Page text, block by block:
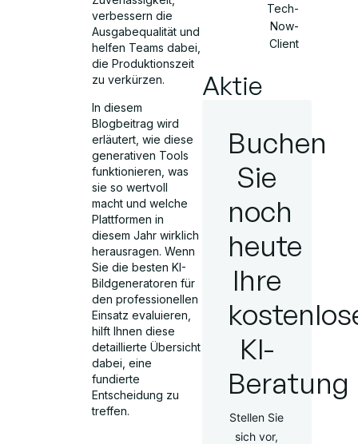
verbessern die
Ausgabequalität und
helfen Teams dabei,
die Produktionszeit
zu verkürzen.
In diesem
Blogbeitrag wird
erläutert, wie diese
generativen Tools
funktionieren, was
sie so wertvoll
macht und welche
Plattformen in
diesem Jahr wirklich
herausragen. Wenn
Sie die besten KI-
Bildgeneratoren für
den professionellen
Einsatz evaluieren,
hilft Ihnen diese
detaillierte Übersicht
dabei, eine
fundierte
Entscheidung zu
treffen.
Tech-
Now-
Client
Aktie
Buchen
Sie
noch
heute
Ihre
KI-
Beratung
Stellen Sie
sich vor,